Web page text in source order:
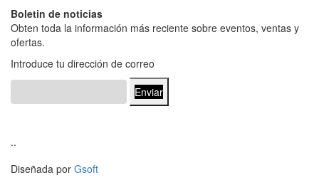
Boletin de noticias
Obten toda la información más reciente sobre eventos, ventas y
ofertas.
Introduce tu dirección de correo
Enviar
..
Diseñada por Gsoft